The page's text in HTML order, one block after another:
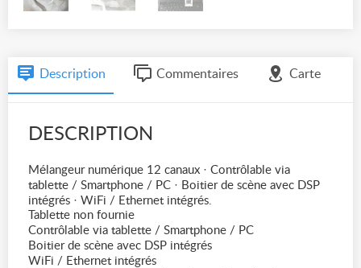
Description Commentaires Carte
DESCRIPTION
Mélangeur numérique 12 canaux · Contrôlable via
tablette / Smartphone / PC · Boitier de scène avec DSP
intégrés · WiFi / Ethernet intégrés.
Tablette non fournie
Contrôlable via tablette / Smartphone / PC
Boitier de scène avec DSP intégrés
WiFi / Ethernet intégrés